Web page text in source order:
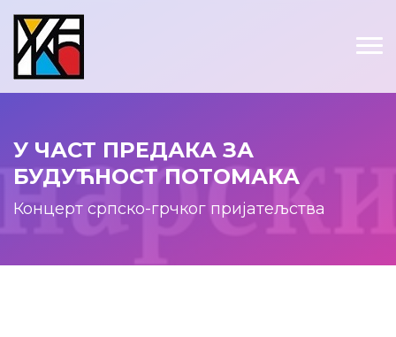
У ЧАСТ ПРЕДАКА ЗА
БУДУЋНОСТ ПОТОМАКА
Концерт српско-грчког пријатељства